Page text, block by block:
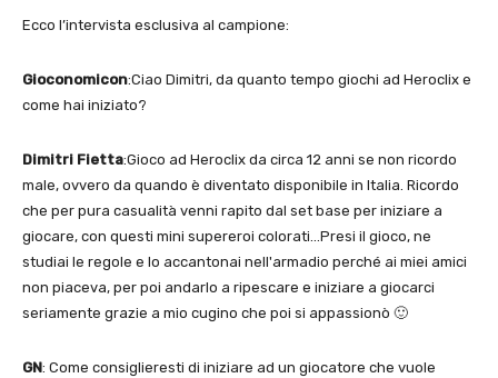
Ecco l’intervista esclusiva al campione:
Gioconomicon:Ciao Dimitri, da quanto tempo giochi ad Heroclix e
come hai iniziato?
Dimitri Fietta:Gioco ad Heroclix da circa 12 anni se non ricordo
male, ovvero da quando è diventato disponibile in Italia. Ricordo
che per pura casualità venni rapito dal set base per iniziare a
giocare, con questi mini supereroi colorati…Presi il gioco, ne
studiai le regole e lo accantonai nell'armadio perché ai miei amici
non piaceva, per poi andarlo a ripescare e iniziare a giocarci
seriamente grazie a mio cugino che poi si appassionò 🙂
GN: Come consiglieresti di iniziare ad un giocatore che vuole